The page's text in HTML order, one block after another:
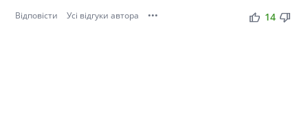
Відповісти Усі відгуки автора ••• thumb_up thumb_down
14